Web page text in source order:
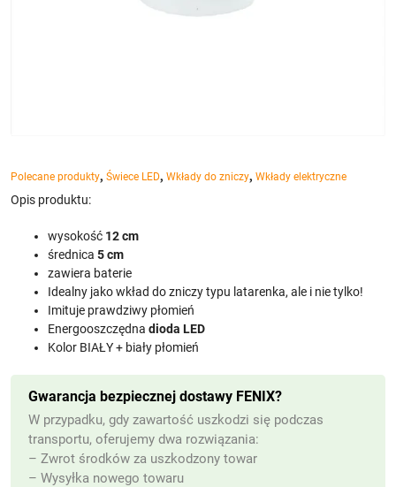
Polecane produkty, Świece LED, Wkłady do zniczy, Wkłady elektryczne
Opis produktu:
wysokość 12 cm
średnica 5cm
zawiera baterie
Idealny jako wkład do zniczy typu latarenka, ale i nie tylko!
Imituje prawdziwy płomień
Energooszczędna dioda LED
Kolor BIAŁY + biały płomień
Gwarancja bezpiecznej dostawy FENIX?
W przypadku, gdy zawartość uszkodzi się podczas
transportu, oferujemy dwa rozwiązania:
– Zwrot środków za uszkodzony towar
– Wysyłka nowego towaru